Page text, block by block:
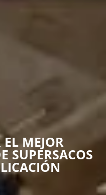
MEJOR
SUPERSACOS